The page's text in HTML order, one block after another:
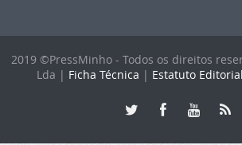
2019 ©PressMinho - Todos os direitos
Lda | Ficha Técnica | Estatuto Editorial